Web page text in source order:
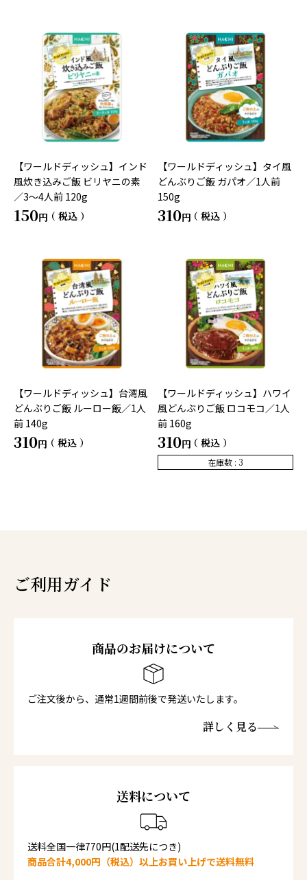
【ワールドディッシュ】インド
風炊き込みご飯 ビリヤニの素
／3～4人前 120g
150 税込
【ワールドディッシュ】タイ風
どんぶりご飯 ガパオ／1人前
150g
310 税込
【ワールドディッシュ】台湾風
どんぶりご飯 ルーロー飯／1人
前 140g
310 税込
【ワールドディッシュ】ハワイ
風どんぶりご飯 ロコモコ／1人
前 160g
310 税込
在庫数 3
ご利用ガイド
商品のお届けについて
ご注文後から、通常1週間前後で発送いたします。
詳しく見る
送料について
送料全国一律770円(1配送先につき)
商品合計4,000円（税込）以上お買い上げで送料無料